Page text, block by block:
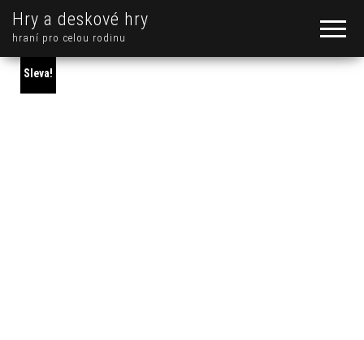
Hry a deskové hry
hraní pro celou rodinu
Sleva!